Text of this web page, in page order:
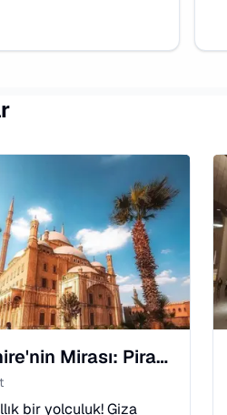
🏰 Kahire'nin Mirası: Piramitler, Kıpti ve İslami Tur
bir yolculuk! Giza